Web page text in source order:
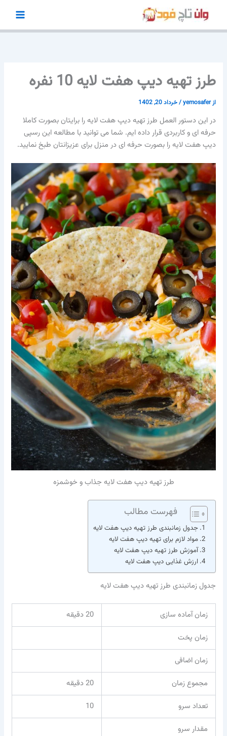
محتوا
طرز تهیه دیپ هفت لایه 10 نفره
ازyemosafer
/خرداد 20, 1402
در این دستور العمل طرز تهیه دیپ هفت لایه را برایتان بصورت کاملا
حرفه ای و کاربردی قرار داده ایم. شما می توانید با مطالعه این رسپی
دیپ هفت لایه را بصورت حرفه ای در منزل برای عزیزانتان طبخ نمایید.
طرز تهیه دیپ هفت لایه جذاب و خوشمزه
فهرست مطالب
جدول زمانبندی طرز تهیه دیپ هفت لایه
مواد لازم برای تهیه دیپ هفت لایه
آموزش طرز تهیه دیپ هفت لایه
ارزش غذایی دیپ هفت لایه
جدول زمانبندی طرز تهیه دیپ هفت لایه
زمان آماده سازی
20 دقیقه
زمان پخت
زمان اضافی
مجموع زمان
20 دقیقه
تعداد سرو
10
مقدار سرو